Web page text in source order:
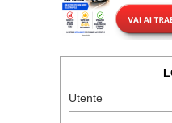
Utente